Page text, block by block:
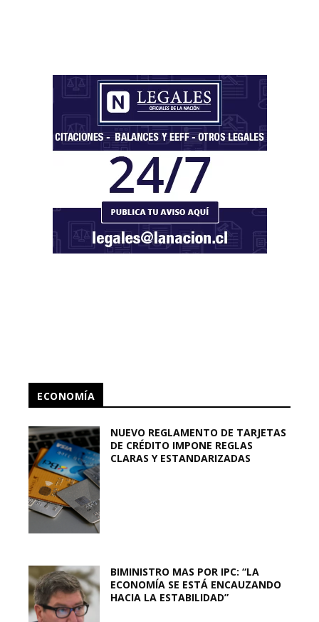
ECONOMÍA
NUEVO REGLAMENTO DE TARJETAS
DE CRÉDITO IMPONE REGLAS
CLARAS Y ESTANDARIZADAS
BIMINISTRO MAS POR IPC: “LA
ECONOMÍA SE ESTÁ ENCAUZANDO
HACIA LA ESTABILIDAD”